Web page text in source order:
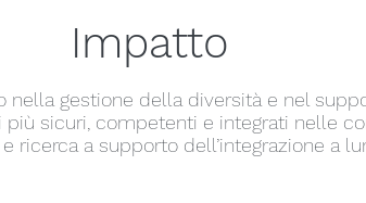
Impatto
nella gestione della diversità e nel
più sicuri, competenti e integrati nelle
ricerca a supporto dell’integrazione a